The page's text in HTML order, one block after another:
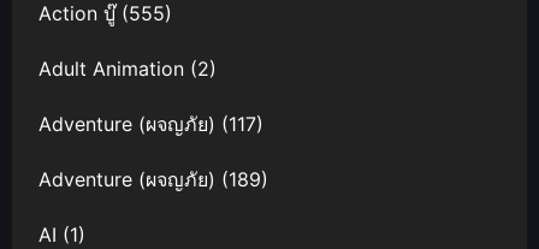
Action บู๊(555)
Adult Animation (2)
Adventure (ผจญภัย) (117)
Adventure (ผจญภัย) (189)
AI (1)